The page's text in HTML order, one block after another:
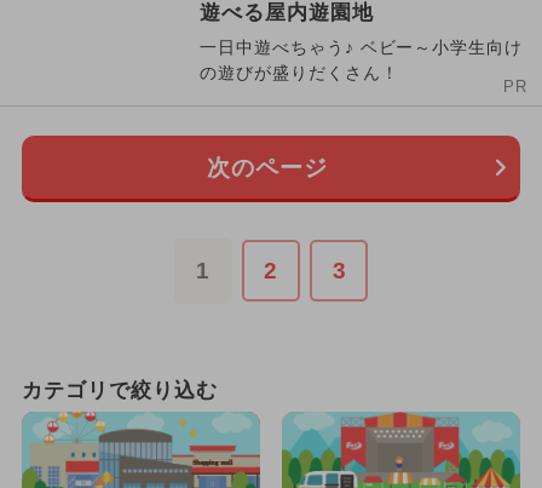
遊べる屋内遊園地
一日中遊べちゃう♪ ベビー～小学生向け
の遊びが盛りだくさん！
PR
次のページ
1 2 3
カテゴリで絞り込む